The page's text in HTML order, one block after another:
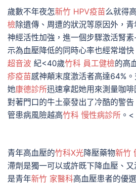
歲數不年夜怎新竹 HPV疫苗么就得
檢除遺傳、周遭的狀況等原因外，
神經活性加強，進一個步驟激活腎
示為血壓降低的同時心率也經常增
超音波 紀<40歲竹科 員工健檢的高
疹疫苗感神顛末度激活者高達64%
她康德診所迅速拿起她用來測量咖啡
對著門口的牛土豪發出了冷酷的警
管患病風險越高竹科 慢性病診所 。
青年高血壓的竹科X光降壓藥物新竹
滯劑是獨一可以或許既下降血壓、又
是青年新竹 家醫科高血壓患者的優